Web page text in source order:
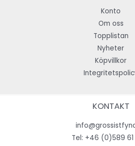
Konto
Om oss
Topplistan
Nyheter
Köpvillkor
KONTAKT
Tel: +46 (0)589 61